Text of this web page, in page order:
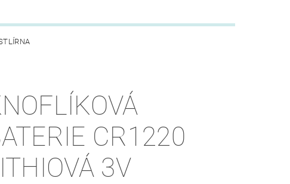
CR1220
3V